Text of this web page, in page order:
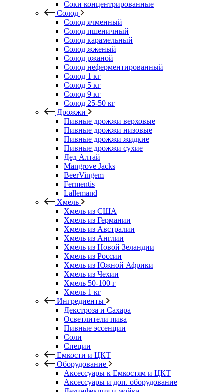
Соки концентрированные
Солод
Солод ячменный
Солод пшеничный
Солод карамельный
Солод жженый
Солод ржаной
Солод неферментированный
Солод 1 кг
Солод 5 кг
Солод 9 кг
Солод 25-50 кг
Дрожжи
Пивные дрожжи верховые
Пивные дрожжи низовые
Пивные дрожжи жидкие
Пивные дрожжи сухие
Дед Алтай
Mangrove Jacks
BeerVingem
Fermentis
Lallemand
Хмель
Хмель из США
Хмель из Германии
Хмель из Австралии
Хмель из Англии
Хмель из Новой Зеландии
Хмель из России
Хмель из Южной Африки
Хмель из Чехии
Хмель 50-100 г
Хмель 1 кг
Ингредиенты
Декстроза и Сахара
Осветлители пива
Пивные эссенции
Соли
Специи
Емкости и ЦКТ
Оборудование
Аксессуары к Емкостям и ЦКТ
Аксессуары и доп. оборудование